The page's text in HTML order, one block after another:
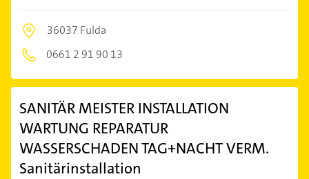
36037 Fulda
0661 2 91 90 13
SANITÄR MEISTER INSTALLATION
WARTUNG REPARATUR
WASSERSCHADEN TAG+NACHT VERM.
Sanitärinstallation